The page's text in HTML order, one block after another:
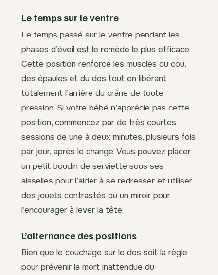
Le temps sur le ventre
Le temps passé sur le ventre pendant les
phases d’éveil est le remède le plus efficace.
Cette position renforce les muscles du cou,
des épaules et du dos tout en libérant
totalement l’arrière du crâne de toute
pression. Si votre bébé n’apprécie pas cette
position, commencez par de très courtes
sessions de une à deux minutes, plusieurs fois
par jour, après le change. Vous pouvez placer
un petit boudin de serviette sous ses
aisselles pour l’aider à se redresser et utiliser
des jouets contrastés ou un miroir pour
l’encourager à lever la tête.
L’alternance des positions
Bien que le couchage sur le dos soit la règle
pour prévenir la mort inattendue du